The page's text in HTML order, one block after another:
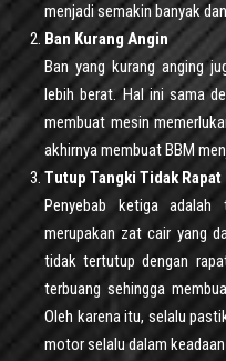
menjadi semakin banyak
Ban Kurang Angin
Ban yang kurang anging
lebih berat. Hal ini sama
membuat mesin
akhirnya membuat BBM
Tutup Tangki Tidak Rapat
Penyebab ketiga
merupakan zat cair yang
tidak tertutup dengan
terbuang sehingga
Oleh karena itu, selalu
motor selalu dalam